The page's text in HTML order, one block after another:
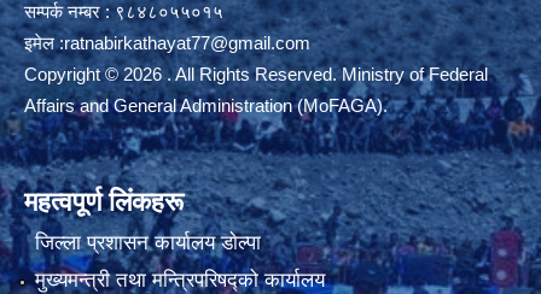
सम्पर्क नम्बर : ९८४८०५५०१५
इमेल :ratnabirkathayat77@gmail.com
Copyright © 2026 . All Rights Reserved. Ministry of Federal
Affairs and General Administration (MoFAGA).
महत्वपूर्ण लिंकहरू
जिल्ला प्रशासन कार्यालय डाेल्पा
मुख्यमन्त्री तथा मन्त्रिपरिषद्को कार्यालय